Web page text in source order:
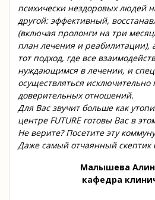
психически нездоровых людей
другой: эффективный,
(включая пролонги на три
план лечения и реабилитации),
тот подход, где все
нуждающимся в лечении, и
осуществляться исключительно
доверительных отношений.
Для Вас звучит больше как
центре FUTURE готовы Вас в
Не верите? Посетите эту
Даже самый отчаянный скептик
Малышева
кафедра